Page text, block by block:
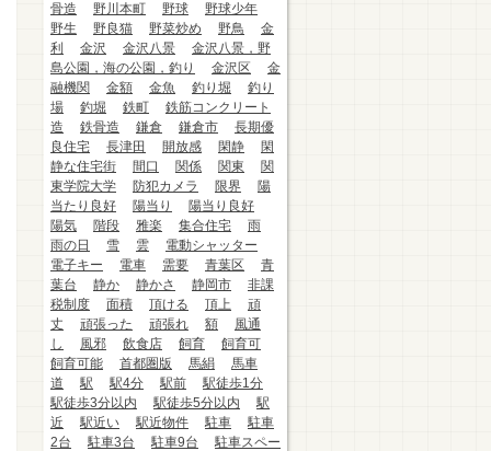
骨造
野川本町 野球
野球少年
野生
野良猫 野菜炒め 野鳥
金
利
金沢 金沢八景
金沢八景，野
島公園，海の公園，釣り
金沢区
金
融機関
金額 金魚 釣り堀
釣り
場
釣堀 鉄町
鉄筋コンクリート
造
鉄骨造 鎌倉 鎌倉市
長期優
良住宅
長津田 開放感 閑静
閑
静な住宅街
間口 関係 関東
関
東学院大学
防犯カメラ 限界
陽
当たり良好
陽当り
陽当り良好
陽気
階段 雅楽 集合住宅
雨
雨の日
雪 雲
電動シャッター
電子キー
電車 需要 青葉区
青
葉台
静か 静かさ 静岡市
非課
税制度
面積 頂ける 頂上
頑
丈
頑張った 頑張れ 額
風通
し
風邪 飲食店 飼育
飼育可
飼育可能
首都圏版 馬絹
馬車
道
駅 駅4分 駅前
駅徒歩1分
駅徒歩3分以内
駅徒歩5分以内
駅
近
駅近い 駅近物件 駐車
駐車
2台
駐車3台 駐車9台
駐車スペー